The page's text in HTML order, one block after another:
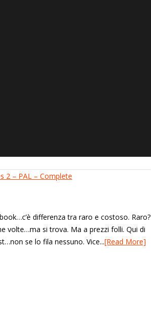
differenza tra raro e costoso. Raro?
volte…ma si trova. Ma a prezzi folli. Qui di
se lo fila nessuno. Vice...[Read More]